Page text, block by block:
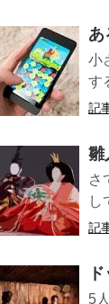
あ
小
す
記
雛
さ
し
記
5